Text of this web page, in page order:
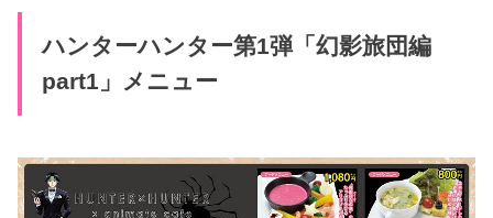
ハンターハンター第1弾「幻影旅団編
part1」メニュー